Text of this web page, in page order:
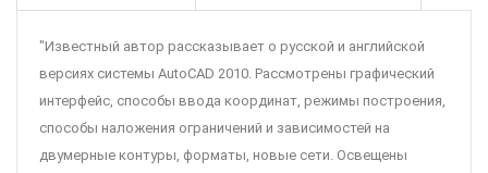
"Известный автор рассказывает о русской и английской
версиях системы AutoCAD 2010. Рассмотрены графический
интерфейс, способы ввода координат, режимы построения,
способы наложения ограничений и зависимостей на
двумерные контуры, форматы, новые сети. Освещены